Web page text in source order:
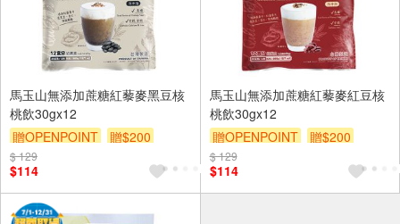
馬玉山無添加蔗糖紅藜麥黑豆核
桃飲30gx12
贈OPENPOINT
贈$200
$ 129
$114
馬玉山無添加蔗糖紅藜麥紅豆核
桃飲30gx12
贈OPENPOINT
贈$200
$ 129
$114